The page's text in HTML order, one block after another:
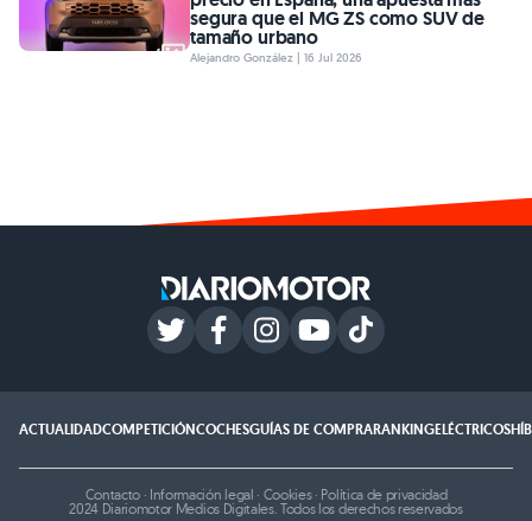
segura que el MG ZS como SUV de
tamaño urbano
Alejandro González | 16 Jul 2026
ACTUALIDADCOMPETICIÓNCOCHESGUÍAS DE COMPRARANKINGELÉCTRICOS
2024 Diariomotor Medios Digitales. Todos los derechos reservados
Contacto · Información legal · Cookies· Política de privacidad